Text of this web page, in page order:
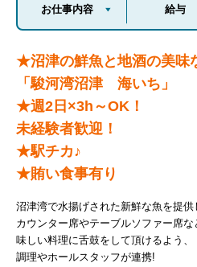
お仕事内容 給与
★沼津の鮮魚と地酒の美味
「駿河湾沼津 海いち」
★週2日×3h～OK！
未経験者歓迎！
★駅チカ♪
沼津湾で水揚げされた新鮮な魚を提
カウンター席やテーブルソファー席
味しい料理に舌鼓をして頂けるよう、
調理やホールスタッフが連携!